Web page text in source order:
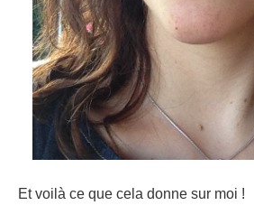
Et voilà ce que cela donne sur moi !